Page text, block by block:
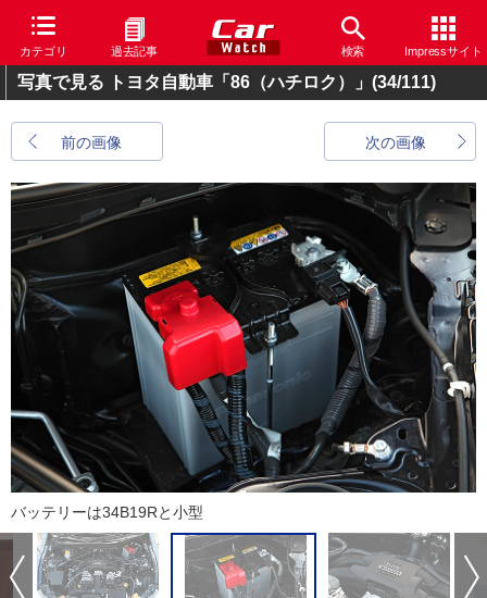
カテゴリ 過去記事 検索 Impressサイト
写真で見る トヨタ自動車「86（ハチロク）」 (34/111)
前の画像 次の画像
バッテリーは34B19Rと小型